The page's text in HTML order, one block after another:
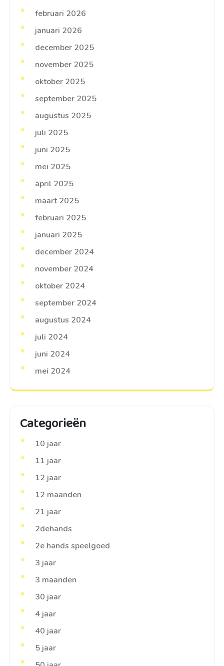
februari 2026
januari 2026
december 2025
november 2025
oktober 2025
september 2025
augustus 2025
juli 2025
juni 2025
mei 2025
april 2025
maart 2025
februari 2025
januari 2025
december 2024
november 2024
oktober 2024
september 2024
augustus 2024
juli 2024
juni 2024
mei 2024
Categorieën
10 jaar
11 jaar
12 jaar
12 maanden
21 jaar
2dehands
2e hands speelgoed
3 jaar
3 maanden
30 jaar
4 jaar
40 jaar
5 jaar